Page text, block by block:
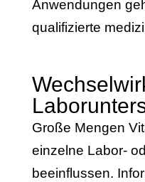
Anwendungen
qualifizierte
Große Mengen
einzelne Labor-
beeinflussen.